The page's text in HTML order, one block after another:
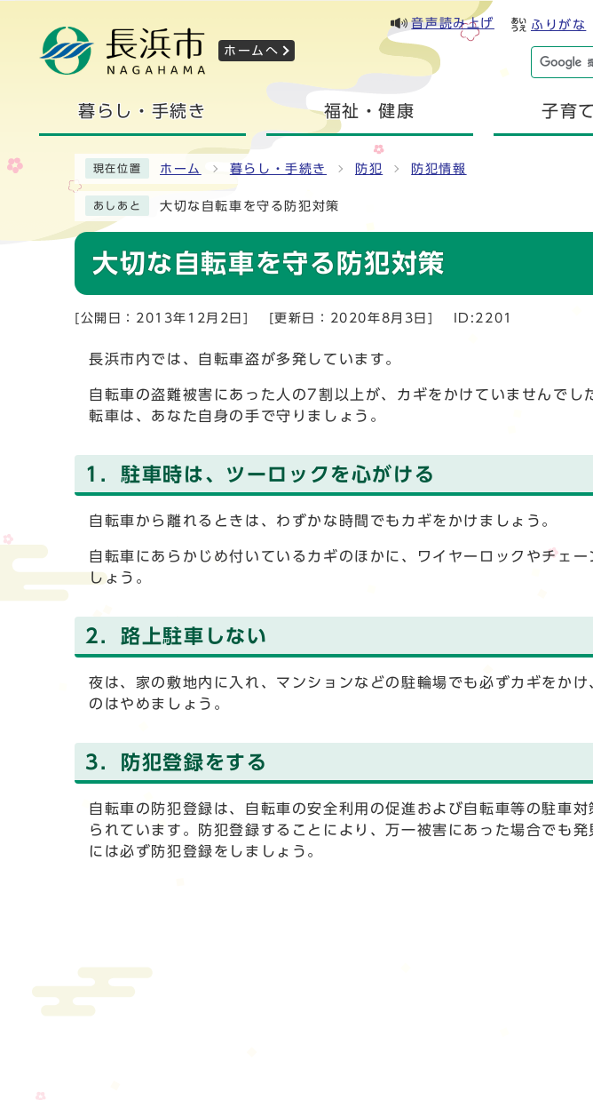
ホームへ
音声読み上げ ふりがな
暮らし・手続き 福祉・健康 子育
現在位置 ホーム 暮らし・手続き 防犯 防犯情報
あしあと 大切な自転車を守る防犯対策
大切な自転車を守る防犯対策
[公開日：2013年12月2日] [更新日：2020年8月3日] ID:2201
長浜市内では、自転車盗が多発しています。
自転車の盗難被害にあった人の7割以上が、カギをかけていませんでし
転車は、あなた自身の手で守りましょう。
1．駐車時は、ツーロックを心がける
自転車から離れるときは、わずかな時間でもカギをかけましょう。
自転車にあらかじめ付いているカギのほかに、ワイヤーロックやチェ
しょう。
2．路上駐車しない
夜は、家の敷地内に入れ、マンションなどの駐輪場でも必ずカギをか
のはやめましょう。
3．防犯登録をする
自転車の防犯登録は、自転車の安全利用の促進および自転車等の駐車
られています。防犯登録することにより、万一被害にあった場合でも
には必ず防犯登録をしましょう。